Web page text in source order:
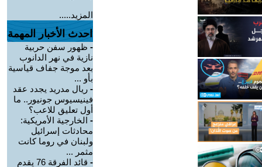
المزيد.....
احدث الأخبار المهمة
- ظهور سفن حربية
نازية في نهر الدانوب
بعد موجة جفاف قياسية
بأو ...
- ريال مدريد يجدد عقد
فينيسيوس جونيور.. ما
أول تعليق للاعب؟
- الخارجية الأمريكية:
محادثات إسرائيل
ولبنان في روما كانت
مثمر ...
-
قائد الفرقة 76 يقدم